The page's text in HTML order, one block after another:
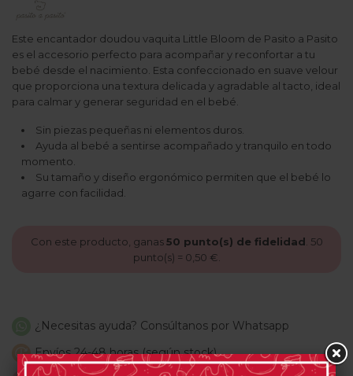
Este encantador doudou vaquita Little Bloom de Pasito a Pasito
es el accesorio perfecto para acompañar y reconfortar a tu
bebé desde el nacimiento. Esta confeccionado en suave velour
que proporciona una textura delicada y agradable al tacto, ideal
para calmar y generar seguridad en el bebé.
Sin piezas pequeñas ni elementos duros.
Ayuda al bebé a sentirse acompañado y tranquilo en todo
momento.
Su tamaño y diseño ergonómico permiten que el bebé lo
agarre con facilidad.
Con este producto, ganas50 punto(s) de fidelidad 50
punto(s) = 0,50 €
¿Necesitas ayuda? Consúltanos por Whatsapp
Envíos 24-48 horas (según stock)